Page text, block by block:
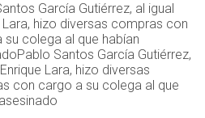
García Gutiérrez, al igual
Lara, hizo diversas compras con
su colega al que habían
Santos García Gutiérrez,
Lara, hizo diversas
con cargo a su colega al que